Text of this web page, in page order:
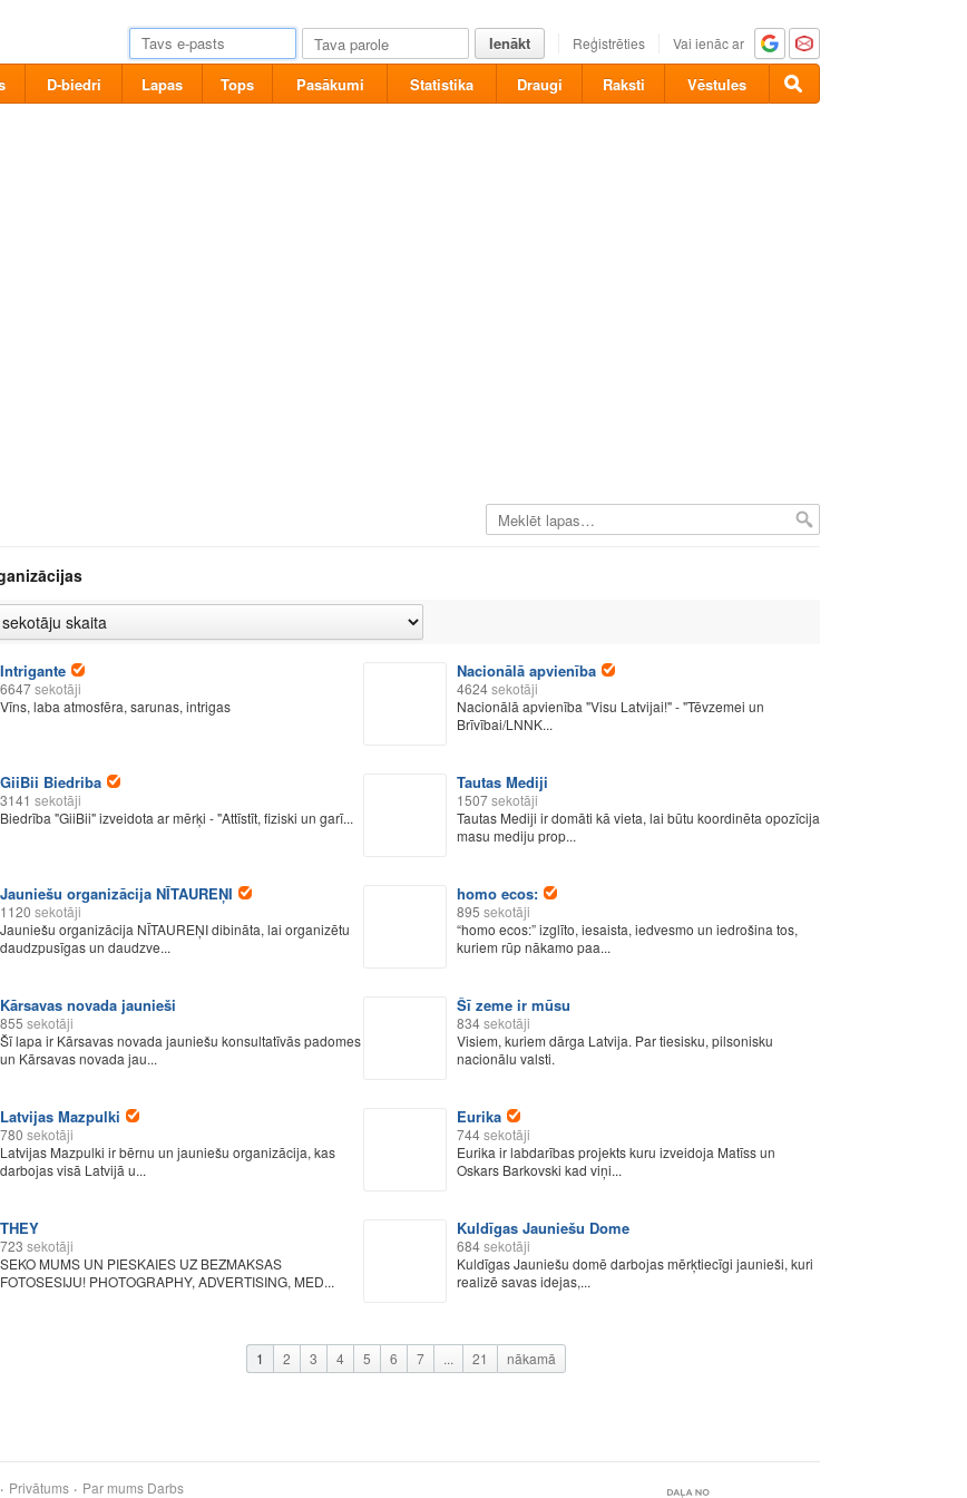
Ienākt Reģistrēties Vai ienāc ar
D-biedri Lapas Tops Pasākumi Statistika Draugi Raksti Vēstules
Intrigante
6647sekotāji
Vīns, laba atmosfēra, sarunas, intrigas
Nacionālā apvienība
4624sekotāji
Nacionālā apvienība "Visu Latvijai!" - "Tēvzemei un
Brīvībai/LNNK...
GiiBii Biedriba
3141 sekotāji
Biedrība "GiiBii" izveidota ar mērķi - "Attīstīt, fiziski un garī...
Tautas Mediji
1507sekotāji
Tautas Mediji ir domāti kā vieta, lai būtu koordinēta opozīcija
masu mediju prop...
Jauniešu organizācija NĪTAUREŅI
1120 sekotāji
Jauniešu organizācija NĪTAUREŅI dibināta, lai organizētu
daudzpusīgas un daudzve...
homo ecos:
895 sekotāji
“homo ecos:” izglīto, iesaista, iedvesmo un iedrošina tos,
kuriem rūp nākamo paa...
Kārsavas novada jaunieši
855 sekotāji
Šī lapa ir Kārsavas novada jauniešu konsultatīvās padomes
un Kārsavas novada jau...
Šī zeme ir mūsu
834sekotāji
Visiem, kuriem dārga Latvija. Par tiesisku, pilsonisku
nacionālu valsti.
Latvijas Mazpulki
780 sekotāji
Latvijas Mazpulki ir bērnu un jauniešu organizācija, kas
darbojas visā Latvijā u...
Eurika
744sekotāji
Eurika ir labdarības projekts kuru izveidoja Matīss un
Oskars Barkovski kad viņi...
THEY
723 sekotāji
SEKO MUMS UN PIESKAIES UZ BEZMAKSAS
FOTOSESIJU! PHOTOGRAPHY, ADVERTISING, MED...
Kuldīgas Jauniešu Dome
684sekotāji
Kuldīgas Jauniešu domē darbojas mērķtiecīgi jaunieši, kuri
realizē savas idejas,...
1 2 3 4 5 6 7 ... 21 nākamā
Privātums Par mums Darbs